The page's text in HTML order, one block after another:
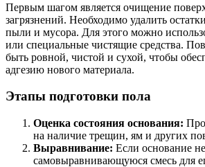
Первым шагом является очищение
загрязнений. Необходимо удалить
пыли и мусора. Для этого можно
или специальные чистящие средства.
быть ровной, чистой и сухой, чтобы
адгезию нового материала.
Этапы подготовки пола
Оценка состояния основания:
на наличие трещин, ям и других
Выравнивание: Если основание
самовыравнивающуюся смесь для